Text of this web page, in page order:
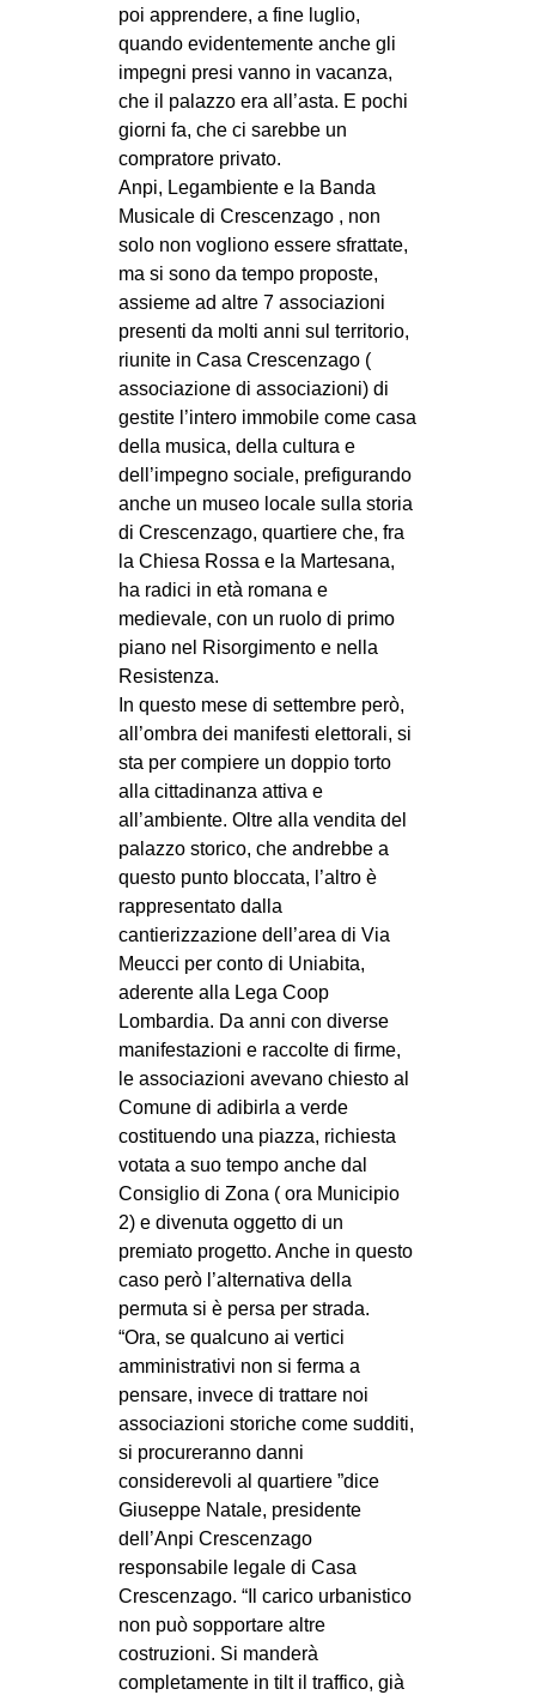
poi apprendere, a fine luglio,
quando evidentemente anche gli
impegni presi vanno in vacanza,
che il palazzo era all’asta. E pochi
giorni fa, che ci sarebbe un
compratore privato.
Anpi, Legambiente e la Banda
Musicale di Crescenzago , non
solo non vogliono essere sfrattate,
ma si sono da tempo proposte,
assieme ad altre 7 associazioni
presenti da molti anni sul territorio,
riunite in Casa Crescenzago (
associazione di associazioni) di
gestite l’intero immobile come casa
della musica, della cultura e
dell’impegno sociale, prefigurando
anche un museo locale sulla storia
di Crescenzago, quartiere che, fra
la Chiesa Rossa e la Martesana,
ha radici in età romana e
medievale, con un ruolo di primo
piano nel Risorgimento e nella
Resistenza.
In questo mese di settembre però,
all’ombra dei manifesti elettorali, si
sta per compiere un doppio torto
alla cittadinanza attiva e
all’ambiente. Oltre alla vendita del
palazzo storico, che andrebbe a
questo punto bloccata, l’altro è
rappresentato dalla
cantierizzazione dell’area di Via
Meucci per conto di Uniabita,
aderente alla Lega Coop
Lombardia. Da anni con diverse
manifestazioni e raccolte di firme,
le associazioni avevano chiesto al
Comune di adibirla a verde
costituendo una piazza, richiesta
votata a suo tempo anche dal
Consiglio di Zona ( ora Municipio
2) e divenuta oggetto di un
premiato progetto. Anche in questo
caso però l’alternativa della
permuta si è persa per strada.
“Ora, se qualcuno ai vertici
amministrativi non si ferma a
pensare, invece di trattare noi
associazioni storiche come sudditi,
si procureranno danni
considerevoli al quartiere ”dice
Giuseppe Natale, presidente
dell’Anpi Crescenzago
responsabile legale di Casa
Crescenzago. “Il carico urbanistico
non può sopportare altre
costruzioni. Si manderà
completamente in tilt il traffico, già